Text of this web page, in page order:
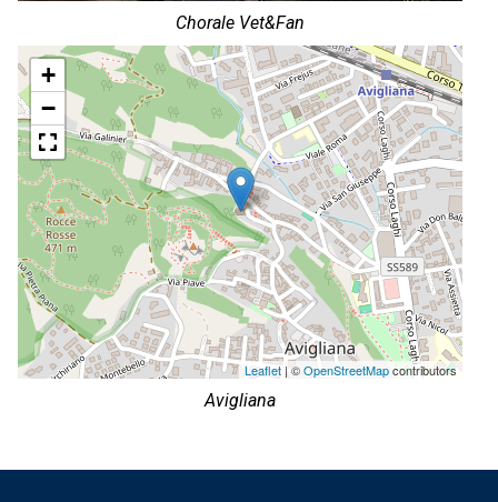
Chorale Vet&Fan
+
−
Leaflet| ©OpenStreetMapcontributors
Avigliana